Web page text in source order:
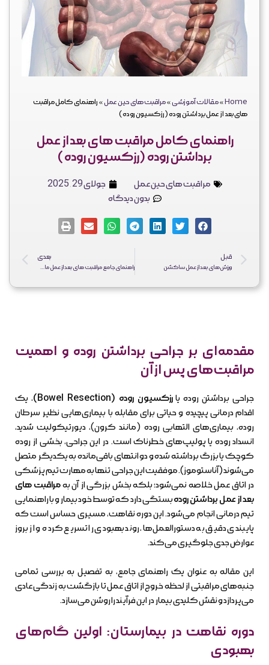
نظرات زیباجویان
کلینیک دکتر احمد یکتا
فارسی
Home
»مقالات آموزشی»مراقبت های حین عمل»راهنمای کامل مراقبت
های بعد از عمل برداشتن روده (رزکسیون روده)
راهنمای کامل مراقبت های بعد از عمل
برداشتن روده (رزکسیون روده)
مراقبت های حین عمل
جولای 29, 2025
بدون دیدگاه
قبل
ورزش‌های بعد از عمل ساکشن
بعدی
راهنمای جامع مراقبت های بعد از عمل ماموپلاستی: نقاهت گام به گام تا بهبودی کامل
مقدمه‌ای بر جراحی برداشتن روده و اهمیت
مراقبت‌های پس از آن
جراحی برداشتن روده یارزکسیون روده (Bowel Resection)
، یک
اقدام درمانی پیچیده و حیاتی برای مقابله با بیماری‌هایی نظیر سرطان
روده، بیماری‌های التهابی روده (مانند کرون)، دیورتیکولیت شدید،
انسداد روده یا پولیپ‌های خطرناک است. در این جراحی، بخشی از روده
کوچک یا بزرگ برداشته شده و دو انتهای باقی‌مانده به یکدیگر متصل
می‌شوند (آناستوموز). موفقیت این جراحی تنها به مهارت تیم پزشکی
در اتاق عمل خلاصه نمی‌شود؛ بلکه بخش بزرگی از آن بهمراقبت های
بعد از عمل برداشتن رودهبستگی دارد که توسط خود بیمار و با راهنمایی
تیم درمانی انجام می‌شود. این دوره نقاهت، مسیری حساس است که
پایبندی دقیق به دستورالعمل‌ها، روند بهبودی را تسریع کرده و از بروز
عوارض جدی جلوگیری می‌کند.
این مقاله به عنوان یک راهنمای جامع، به تفصیل به بررسی تمامی
جنبه‌های مراقبتی از لحظه خروج از اتاق عمل تا بازگشت به زندگی عادی
می‌پردازد و نقش کلیدی بیمار در این فرآیند را روشن می‌سازد.
دوره نقاهت در بیمارستان: اولین گام‌های
بهبودی